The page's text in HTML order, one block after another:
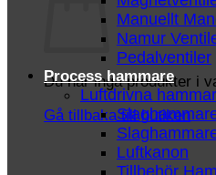
Du har inga produkter i
Gå tillbaka till butiken
Manuellt
Namur
Pedalventiler
Process hammare
Luftdrivna
Luftkanon